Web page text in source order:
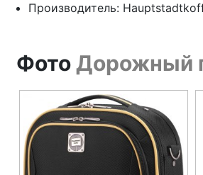
Производитель:
ФотоДорожный